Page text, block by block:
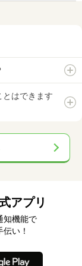
とはできます
アプリ
知機能で
い！